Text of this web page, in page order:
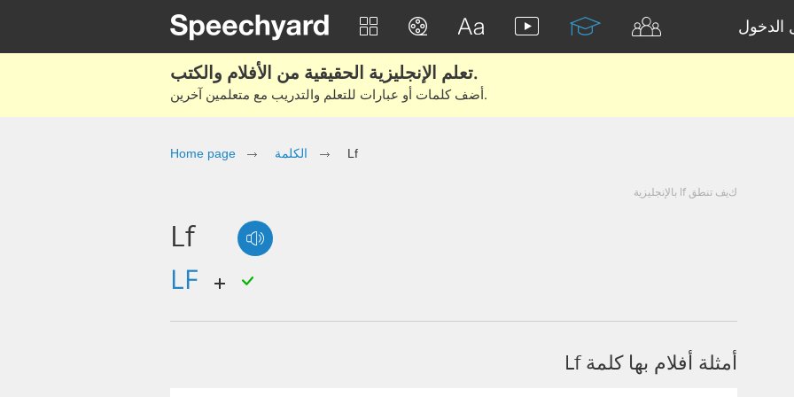
الدخول
تعلم الإنجليزية الحقيقية من الأفلام والكتب.
أضف كلمات أو عبارات للتعلم والتدريب مع متعلمين آخرين.
Home page الكلمة Lf
كيف تنطق lf بالإنجليزية
Lf
LF
أمثلة أفلام بها كلمة Lf